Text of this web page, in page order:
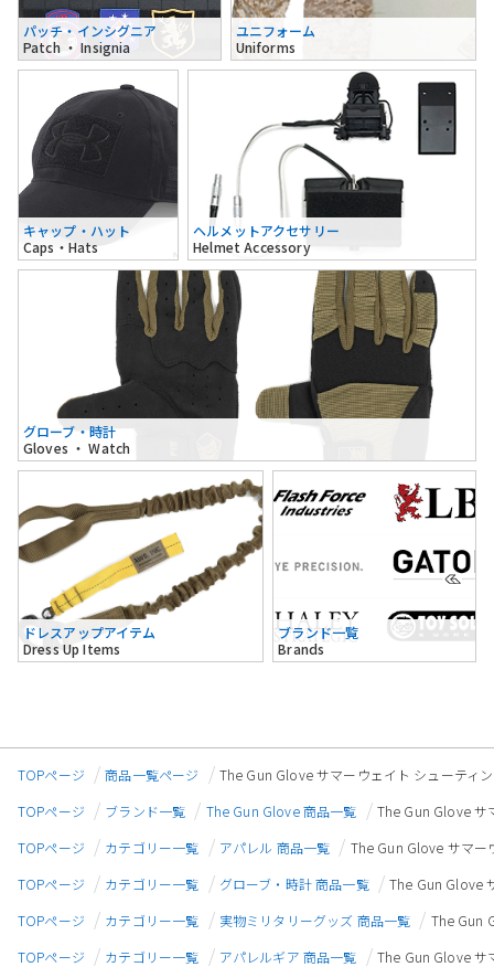
パッチ・インシグニア
Patch ・ Insignia
ユニフォーム
Uniforms
キャップ・ハット
Caps・Hats
ヘルメットアクセサリー
Helmet Accessory
グローブ・時計
Gloves ・ Watch
ドレスアップアイテム
Dress Up Items
ブランド一覧
Brands
TOPページ 商品一覧ページ
The Gun Glove サマーウェイト シューティ
TOPページ
ブランド一覧 The Gun Glove 商品一覧
The Gun Glove サ
TOPページ
カテゴリー一覧 アパレル 商品一覧
The Gun Glove サマー
TOPページ
カテゴリー一覧 グローブ・時計 商品一覧
The Gun Glove
TOPページ
カテゴリー一覧 実物ミリタリーグッズ 商品一覧
The Gun
TOPページ
カテゴリー一覧 アパレルギア 商品一覧 The Gun Glove サ